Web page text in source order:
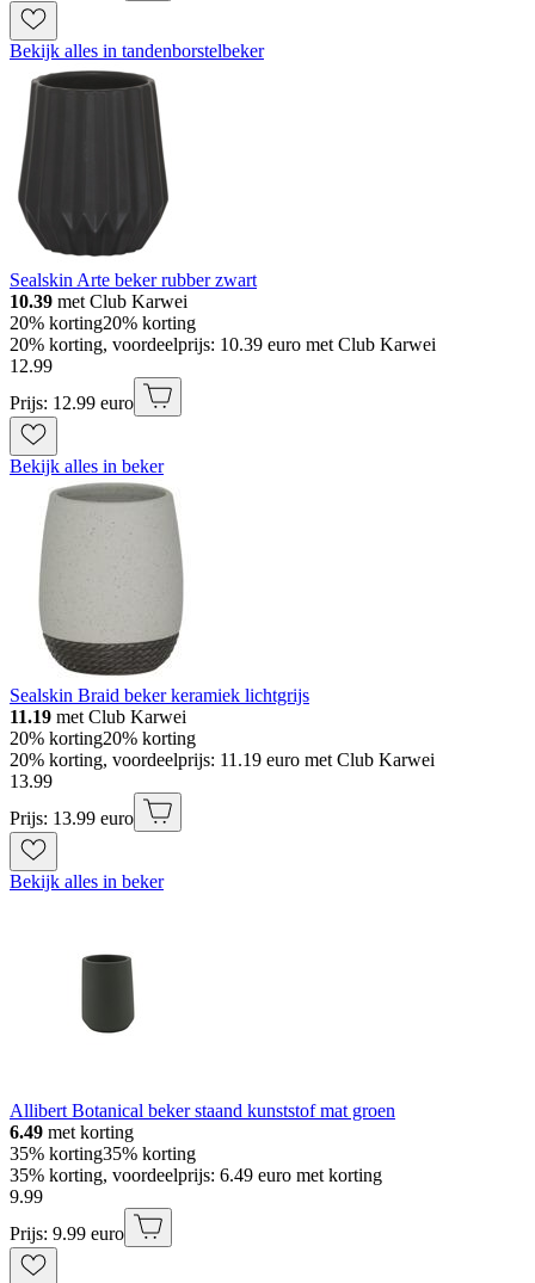
Bekijk alles in tandenborstelbeker
Sealskin Arte beker rubber zwart
10.39 met Club Karwei
20% korting20% korting
20% korting, voordeelprijs: 10.39 euro met Club Karwei
12.99
Prijs: 12.99 euro
Bekijk alles in beker
Sealskin Braid beker keramiek lichtgrijs
11.19 met Club Karwei
20% korting20% korting
20% korting, voordeelprijs: 11.19 euro met Club Karwei
13.99
Prijs: 13.99 euro
Bekijk alles in beker
Allibert Botanical beker staand kunststof mat groen
6.49 met korting
35% korting35% korting
35% korting, voordeelprijs: 6.49 euro met korting
9.99
Prijs: 9.99 euro